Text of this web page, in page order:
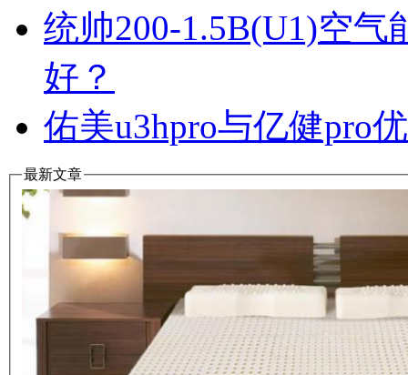
统帅200-1.5B(U1)空
好？
佑美u3hpro与亿健pro
最新文章